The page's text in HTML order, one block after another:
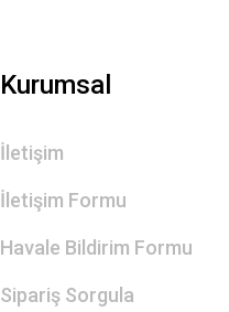
Kurumsal
İletişim
İletişim Formu
Havale Bildirim Formu
Sipariş Sorgula